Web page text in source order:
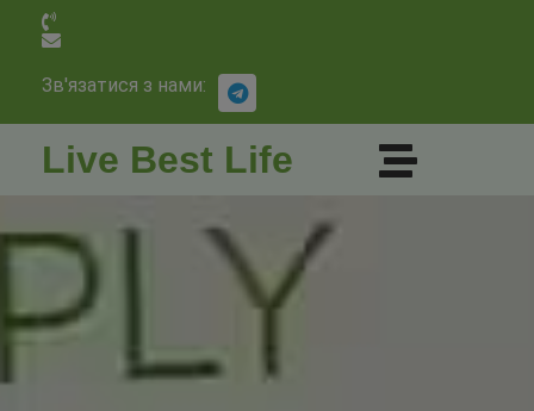
Зв'язатися з нами:
Live Best Life